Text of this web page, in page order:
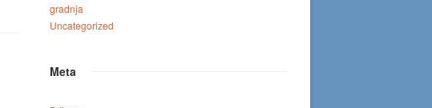
gradnja
Uncategorized
Meta